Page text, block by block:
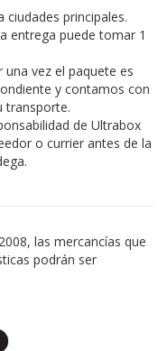
principales.
entrega puede tomar 1
vez el paquete es
y contamos con
transporte.
de Ultrabox
o currier antes de la
las mercancías que
podrán ser